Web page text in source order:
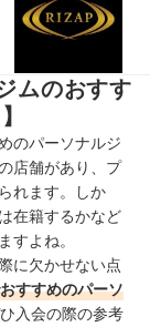
ムのおすす
のパーソナルジ
店舗があり、プ
れます。しか
在籍するかなど
すよね。
に欠かせない点
すすめのパーソ
入会の際の参考